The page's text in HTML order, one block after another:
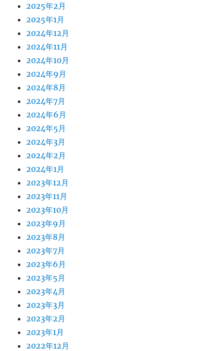
2025年2月
2025年1月
2024年12月
2024年11月
2024年10月
2024年9月
2024年8月
2024年7月
2024年6月
2024年5月
2024年3月
2024年2月
2024年1月
2023年12月
2023年11月
2023年10月
2023年9月
2023年8月
2023年7月
2023年6月
2023年5月
2023年4月
2023年3月
2023年2月
2023年1月
2022年12月